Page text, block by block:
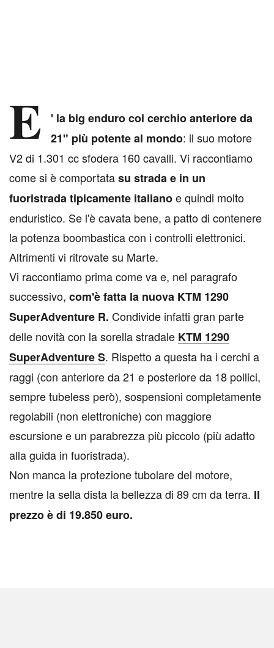
E
' la big enduro col cerchio anteriore da
21" più potente al mondo: il suo motore
V2 di 1.301 cc sfodera 160 cavalli. Vi raccontiamo
come si è comportatasu strada e in un
fuoristrada tipicamente italianoe quindi molto
enduristico. Se l'è cavata bene, a patto di contenere
la potenza boombastica con i controlli elettronici.
Altrimenti vi ritrovate su Marte.
Vi raccontiamo prima come va e, nel paragrafo
successivo, com'è fatta la nuova KTM 1290
SuperAdventure R. Condivide infatti gran parte
delle novità con la sorella stradale KTM 1290
SuperAdventure S. Rispetto a questa ha i cerchi a
raggi (con anteriore da 21 e posteriore da 18 pollici,
sempre tubeless però), sospensioni completamente
regolabili (non elettroniche) con maggiore
escursione e un parabrezza più piccolo (più adatto
alla guida in fuoristrada).
Non manca la protezione tubolare del motore,
mentre la sella dista la bellezza di 89 cm da terra. Il
prezzo è di 19.850 euro.